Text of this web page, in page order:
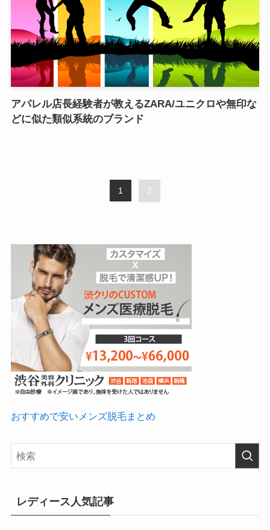
アパレル店長経験者が教えるZARA/ユニクロや無印な
どに似た類似系統のブランド
1 2
おすすめで安いメンズ脱毛まとめ
レディース人気記事